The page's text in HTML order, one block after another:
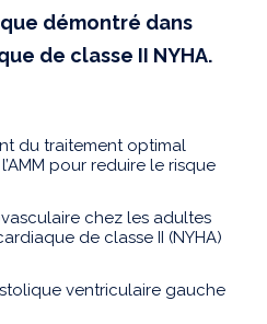
démontré dans
de classe II NYHA.
du traitement optimal
pour reduire le risque
chez les adultes
de classe II (NYHA)
ventriculaire gauche